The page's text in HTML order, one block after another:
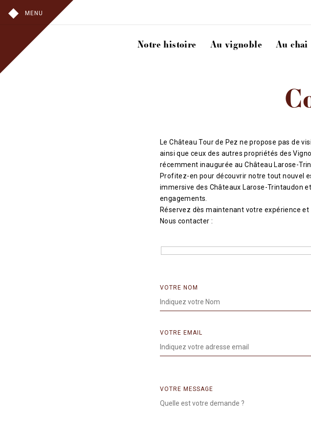
MENU
Notre histoire Au vignoble Au chai
Le Château Tour de Pez ne propose pas de
ainsi que ceux des autres propriétés des
récemment inaugurée au Château Larose-
Profitez-en pour découvrir notre tout nouvel
immersive des Châteaux Larose-Trintaudon
engagements.
Réservez dès maintenant votre expérience et
Nous contacter :
VOTRE NOM
VOTRE EMAIL
VOTRE MESSAGE